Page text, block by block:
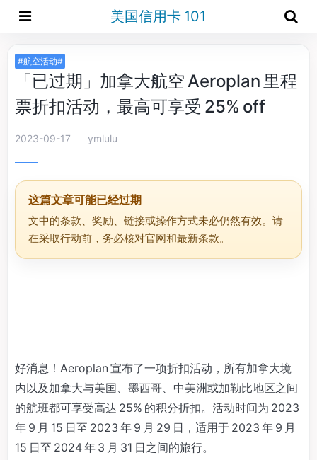
美国信用卡 101
#航空活动#
「已过期」加拿大航空 Aeroplan 里程
票折扣活动，最高可享受 25% off
2023-09-17 ymlulu
这篇文章可能已经过期
文中的条款、奖励、链接或操作方式未必仍然有效。请
在采取行动前，务必核对官网和最新条款。
好消息！Aeroplan 宣布了一项折扣活动，所有加拿大境
内以及加拿大与美国、墨西哥、中美洲或加勒比地区之间
的航班都可享受高达 25% 的积分折扣。活动时间为 2023
年 9 月 15 日至 2023 年 9 月 29 日，适用于 2023 年 9 月
15 日至 2024 年 3 月 31 日之间的旅行。